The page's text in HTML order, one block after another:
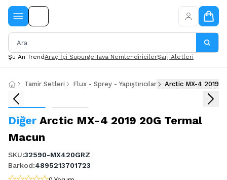
Şu An TrendAraç İçi SüpürgeHava NemlendiricilerŞarj Aletleri
Tamir Setleri Flux - Sprey - Yapıştırıcılar Arctic MX-4 2019
Diğer Arctic MX-4 2019 20G Termal
Macun
SKU:32590-MX420GRZ
Barkod:4895213701723